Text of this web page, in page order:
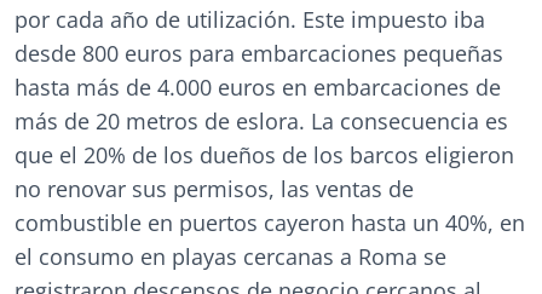
por cada año de utilización. Este impuesto iba
desde 800 euros para embarcaciones pequeñas
hasta más de 4.000 euros en embarcaciones de
más de 20 metros de eslora. La consecuencia es
que el 20% de los dueños de los barcos eligieron
no renovar sus permisos, las ventas de
combustible en puertos cayeron hasta un 40%, en
el consumo en playas cercanas a Roma se